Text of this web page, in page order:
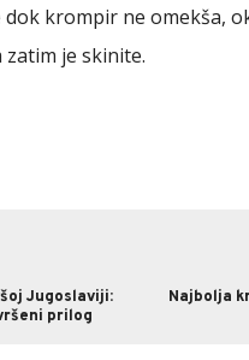
dok krompir ne omekša,
je skinite.
Jugoslaviji:
prilog
Najbolja